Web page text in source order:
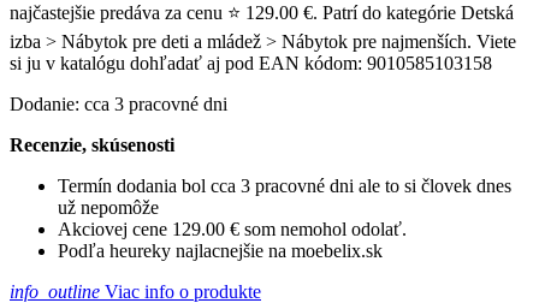
najčastejšie predáva za cenu ⭐ 129.00 €. Patrí do kategórie Detská
izba > Nábytok pre deti a mládež > Nábytok pre najmenších. Viete
si ju v katalógu dohľadať aj pod EAN kódom: 9010585103158
Dodanie: cca 3 pracovné dni
Recenzie, skúsenosti
Termín dodania bol cca 3 pracovné dni ale to si človek dnes
už nepomôže
Akciovej cene 129.00 € som nemohol odolať.
Podľa heureky najlacnejšie na moebelix.sk
info_outline Viac info o produkte